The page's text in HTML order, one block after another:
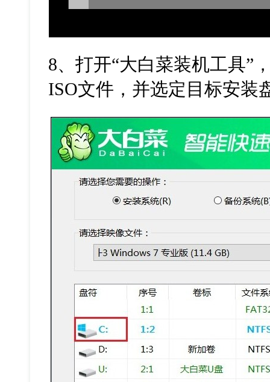
8、打开“大白菜装机工具”
ISO文件，并选定目标安装